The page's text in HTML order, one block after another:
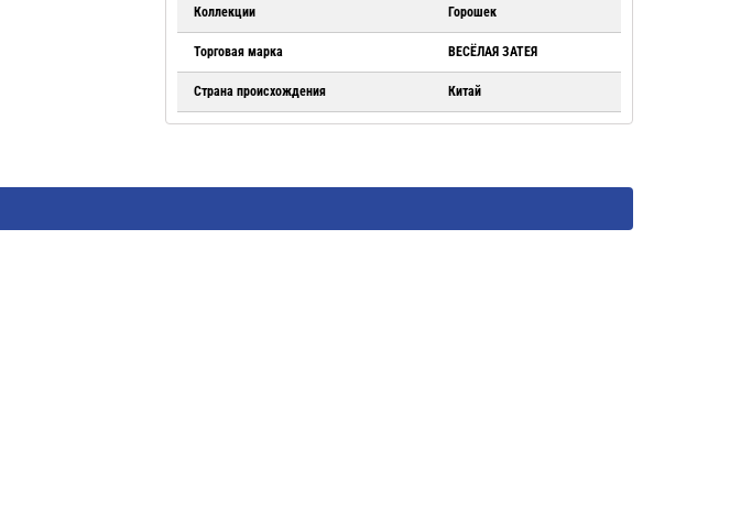
Коллекции Горошек
Торговая марка ВЕСЁЛАЯ ЗАТЕЯ
Страна происхождения Китай